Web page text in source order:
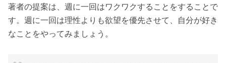
著者の提案は、週に一回はワクワクすることをすることで
す。週に一回は理性よりも欲望を優先させて、自分が好き
なことをやってみましょう。